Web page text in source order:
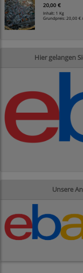
20,00 €
Inhalt: 1 Kg
Grundpreis: 20,00 €
Hier gelangen
Unsere